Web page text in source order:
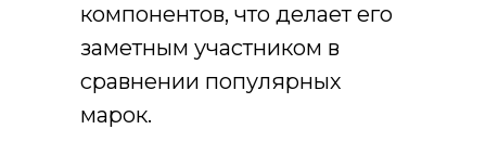
компонентов, что делает его
заметным участником в
сравнении популярных
марок.